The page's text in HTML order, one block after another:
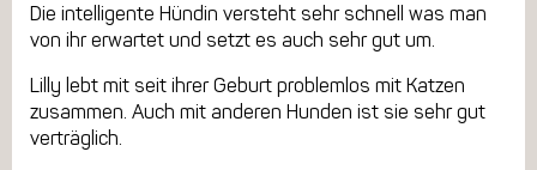
Die intelligente Hündin versteht sehr schnell was man
von ihr erwartet und setzt es auch sehr gut um.
Lilly lebt mit seit ihrer Geburt problemlos mit Katzen
zusammen. Auch mit anderen Hunden ist sie sehr gut
verträglich.